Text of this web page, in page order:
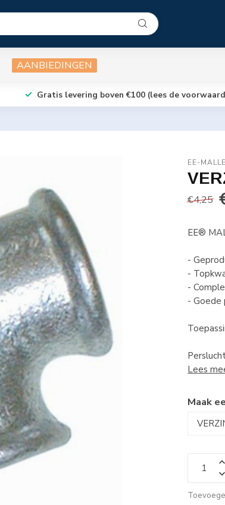
AANBIEDINGEN
Gratis levering boven €100 (lees de
EE-
€4,25
EE®
-
-
-
- Goede
Lees
Maak